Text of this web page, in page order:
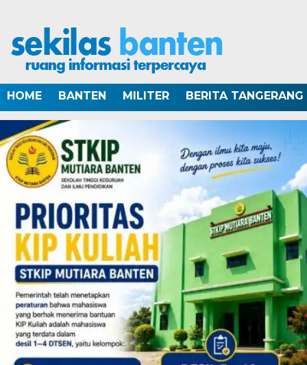
HOME BANTEN MILITER BERITA TANGERANG